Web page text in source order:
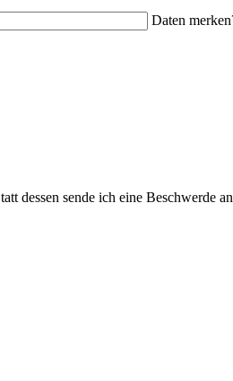
Daten
dessen sende ich eine Beschwerde